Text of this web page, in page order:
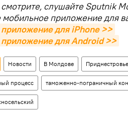
смотрите, слушайте Sputnik
мобильное приложение для
приложение для iPhone >>
приложение для Android >>
Новости В Молдове Приднестровье
процесс таможенно-пограничный